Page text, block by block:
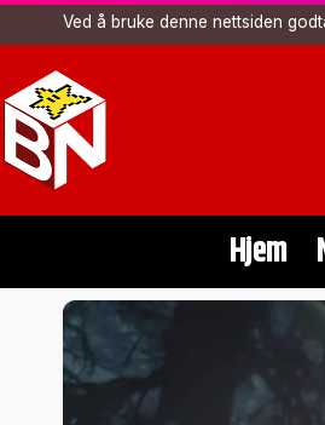
Ved å bruke denne nettsiden
Hjem